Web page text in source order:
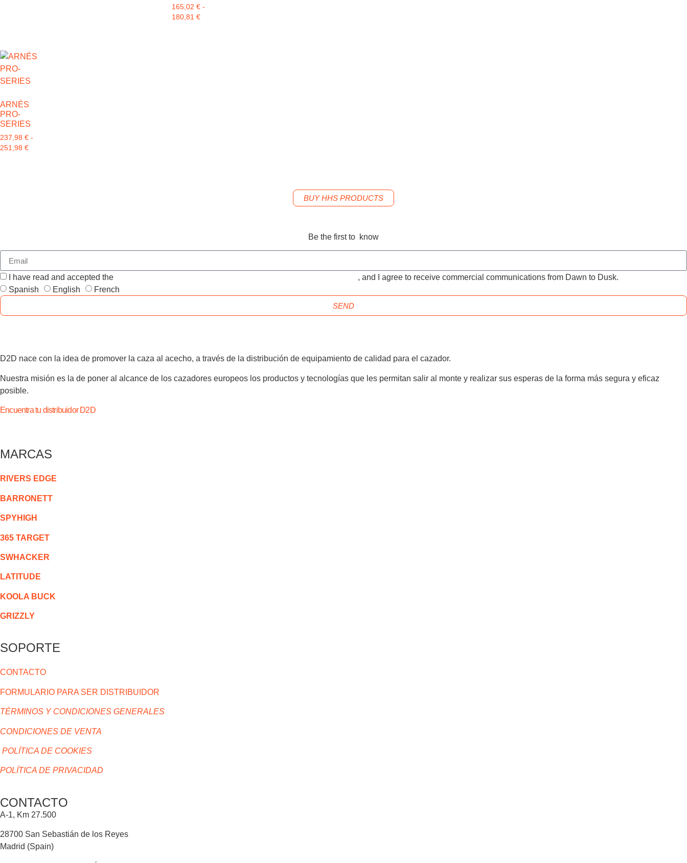
165,02 € -
180,81 €
ARNÉS
PRO-
SERIES
237,98 € -
251,98 €
BUY HHS PRODUCTS
Be the first to know
I have read and accepted the
, and I agree to receive commercial communications from Dawn to Dusk.
Spanish
English
French
SEND
D2D nace con la idea de promover la caza al acecho, a través de la distribución de equipamiento de calidad para el cazador.
Nuestra misión es la de poner al alcance de los cazadores europeos los productos y tecnologías que les permitan salir al monte y realizar sus esperas de la forma más segura y eficaz
posible.
Encuentra tu distribuidor D2D
MARCAS
RIVERS EDGE
BARRONETT
SPYHIGH
365 TARGET
SWHACKER
LATITUDE
KOOLA BUCK
GRIZZLY
SOPORTE
CONTACTO
FORMULARIO PARA SER DISTRIBUIDOR
TÉRMINOS Y CONDICIONES GENERALES
CONDICIONES DE VENTA
POLÍTICA DE COOKIES
POLÍTICA DE PRIVACIDAD
CONTACTO
A-1, Km 27.500
28700 San Sebastián de los Reyes
Madrid (Spain)